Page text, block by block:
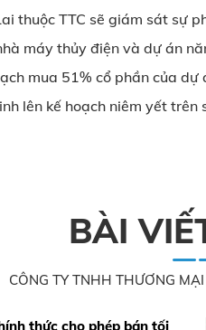
thuộc TTC sẽ giám sát
máy thủy điện và dự án
mua 51% cổ phần của
lên kế hoạch niêm yết
BÀI
CÔNG TY TNHH THƯƠNG
thức cho phép bán tối